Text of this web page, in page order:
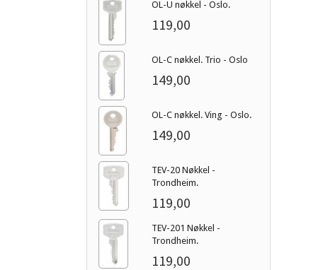
OL-U nøkkel - Oslo.
119,00
OL-C nøkkel. Trio - Oslo
149,00
OL-C nøkkel. Ving - Oslo.
149,00
TEV-20 Nøkkel -
Trondheim.
119,00
TEV-201 Nøkkel -
Trondheim.
119,00